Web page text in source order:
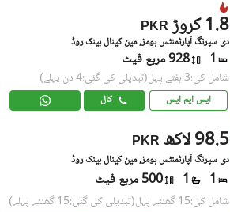
PKR 1.8 کروڑ
دی سپرنگ آپارٹمنٹس ہومز, مین کینال بینک روڈ
1 928 مربع فیٹ
شامل کی:3 ہفتے پہل (تبدیلی کی گئی:4 دن پہلے)
ایس ایم ایس کال
PKR 98.5 لاکھ
دی سپرنگ آپارٹمنٹس ہومز, مین کینال بینک روڈ
1
1 500 مربع فیٹ
شامل کی:15 گھنٹے پہل (تبدیلی کی گئی:15 گھنٹے پہلے)